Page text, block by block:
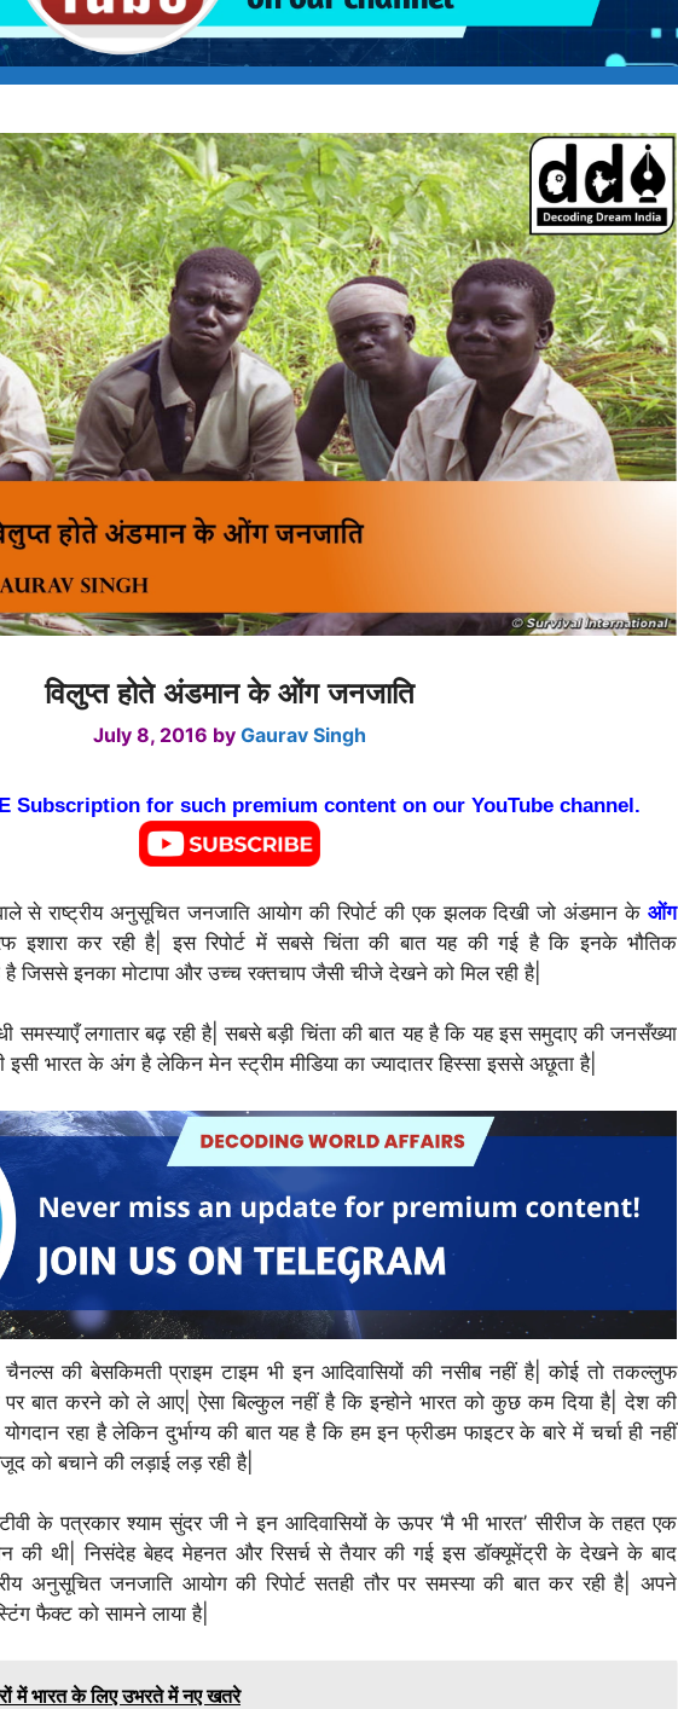
विलुप्त होते अंडमान के ओंग जनजाति
July 8, 2016 by Gaurav Singh
Subscription for such premium content on our YouTube channel.
से राष्ट्रीय अनुसूचित जनजाति आयोग की रिपोर्ट की एक झलक दिखी जो अंडमान के ओंग
इशारा कर रही है| इस रिपोर्ट में सबसे चिंता की बात यह की गई है कि इनके भौतिक
है जिससे इनका मोटापा और उच्च रक्तचाप जैसी चीजे देखने को मिल रही है|
समस्याएँ लगातार बढ़ रही है| सबसे बड़ी चिंता की बात यह है कि यह इस समुदाए की जनसँख्या
इसी भारत के अंग है लेकिन मेन स्ट्रीम मीडिया का ज्यादातर हिस्सा इससे अछूता है|
की बेसकिमती प्राइम टाइम भी इन आदिवासियों की नसीब नहीं है| कोई तो तकल्लुफ
पर बात करने को ले आए| ऐसा बिल्कुल नहीं है कि इन्होने भारत को कुछ कम दिया है| देश की
रहा है लेकिन दुर्भाग्य की बात यह है कि हम इन फ्रीडम फाइटर के बारे में चर्चा ही नहीं
को बचाने की लड़ाई लड़ रही है|
के पत्रकार श्याम सुंदर जी ने इन आदिवासियों के ऊपर ‘मै भी भारत’ सीरीज के तहत एक
की थी| निसंदेह बेहद मेहनत और रिसर्च से तैयार की गई इस डॉक्यूमेंट्री के देखने के बाद
अनुसूचित जनजाति आयोग की रिपोर्ट सतही तौर पर समस्या की बात कर रही है| अपने
फैक्ट को सामने लाया है|
में भारत के लिए उभरते में नए खतरे